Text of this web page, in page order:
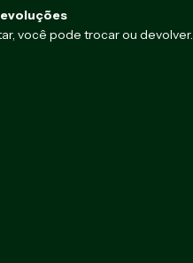
você pode trocar ou devolver.